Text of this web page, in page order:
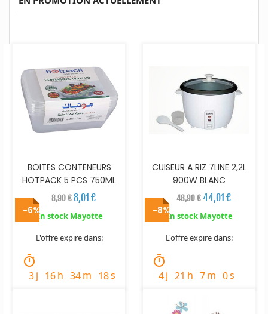
BOITES CONTENEURS
HOTPACK 5 PCS 750ML
8,90 €8,01 €
En stock Mayotte
L'offre expire dans:
timer
3j 16h 34m 17s
CUISEUR A RIZ 7LINE 2,2L
900W BLANC
48,90 € 44,01 €
En stock Mayotte
L'offre expire dans:
timer
4j 21 h 7m 58
-6% -8%